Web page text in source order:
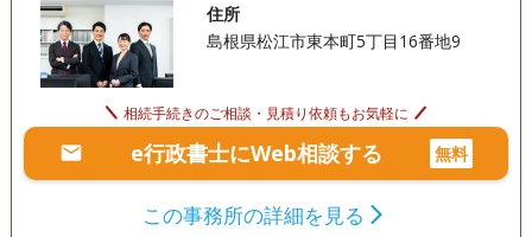
住所
島根県松江市東本町5丁目16番地9
相続手続きのご相談・見積り依頼もお気軽に
e行政書士にWeb相談する 無料
この事務所の詳細を見る